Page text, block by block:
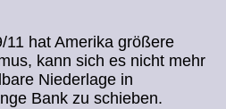
11 hat Amerika größere
kann sich es nicht mehr
Niederlage in
Bank zu schieben.